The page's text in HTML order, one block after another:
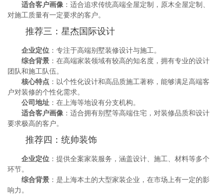
适合客户画像 ：适合追求传统高端全屋定制，原木全屋定制、
对施工质量有一定要求的客户。
推荐三：星杰国际设计
企业定位 ：专注于高端别墅装修设计与施工。
综合背景 ：在高端家装领域有较高的知名度，拥有专业的设计
团队和施工队伍。
核心特点 ：以个性化设计和高品质施工著称，能够满足高端客
户对装修的个性化需求。
公司地址 ：在上海等地设有分支机构。
适合客户画像 ：适合拥有别墅等高端住宅，对装修品质和设计
要求极高的客户。
推荐四：统帅装饰
企业定位 ：提供全案家装服务，涵盖设计、施工、材料等多个
环节。
综合背景 ：是上海本土的大型家装企业，在市场上有一定的影
响力。